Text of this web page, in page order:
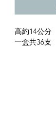
高約14公分
一盒共36支